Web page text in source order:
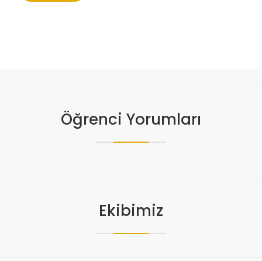
Öğrenci Yorumları
Ekibimiz